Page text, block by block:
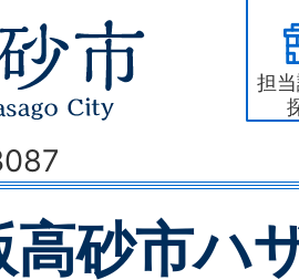
担
高砂市ハ